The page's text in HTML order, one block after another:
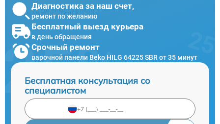
Диагностика за наш счет,
ремонт по желанию
Бесплатный выезд курьера
в день обращения
Срочный ремонт
варочной панели Beko HILG 64225 SBR от 35 минут
Бесплатная консультация со
специалистом